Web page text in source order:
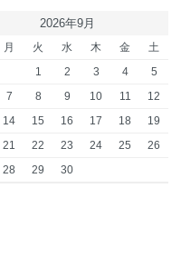
2026年9月
月 火 水 木 金
土
1
2 3 4
5
7 8 9 10 11
12
14 15 16 17 18
19
21 22 23 24 25
26
28 29 30